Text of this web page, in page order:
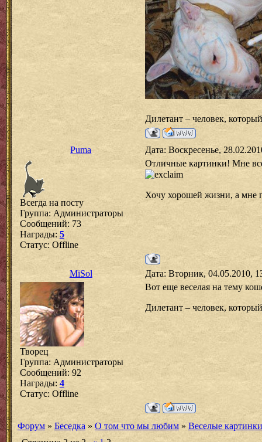
Дилетант – человек,
Puma Дата: Воскресенье,
Всегда на посту
Группа: Администраторы
Сообщений: 73
Награды: 5
Статус: Offline
Отличные картинки! Мне
Хочу хорошей жизни, а мне
MiSol Дата: Вторник, 04.05.2010,
Творец
Группа: Администраторы
Сообщений: 92
Награды: 4
Статус: Offline
Вот еще веселая на тему
Дилетант – человек,
Форум » Беседка » О том что мы любим » Веселые картинки